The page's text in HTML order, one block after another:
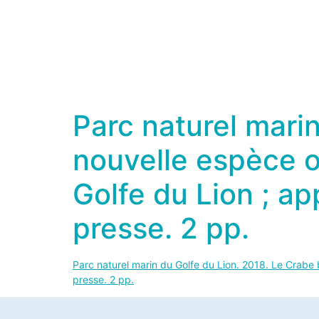
Parc naturel
nouvelle espèce
Golfe du Lion ;
presse. 2 pp.
Parc naturel marin du Golfe du Lion. 2018. Le
presse. 2 pp.